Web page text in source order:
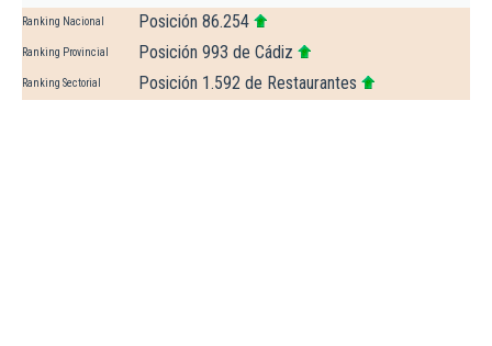
Ranking Nacional Posición 86.254
Ranking Provincial Posición 993 de Cádiz
Ranking Sectorial Posición 1.592 de Restaurantes